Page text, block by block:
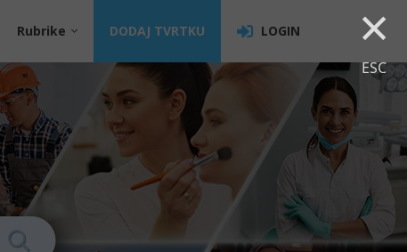
×
ESC
Rubrike DODAJ TVRTKU LOGIN